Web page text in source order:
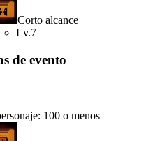
Corto alcance
Lv.7
de evento
100 o menos